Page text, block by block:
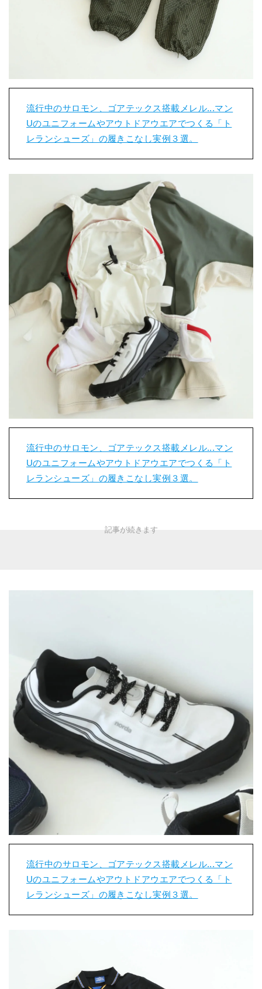
流行中のサロモン、ゴアテックス搭載メレル...マン
Uのユニフォームやアウトドアウエアでつくる「ト
レランシューズ」の履きこなし実例３選。
流行中のサロモン、ゴアテックス搭載メレル...マン
Uのユニフォームやアウトドアウエアでつくる「ト
レランシューズ」の履きこなし実例３選。
流行中のサロモン、ゴアテックス搭載メレル...マン
Uのユニフォームやアウトドアウエアでつくる「ト
レランシューズ」の履きこなし実例３選。